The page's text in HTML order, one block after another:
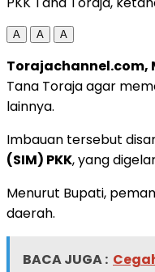
A A A
Torajachannel.com,
Tana Toraja agar
lainnya.
Imbauan tersebut
(SIM) PKK, yang
Menurut Bupati,
daerah.
BACA JUGA :